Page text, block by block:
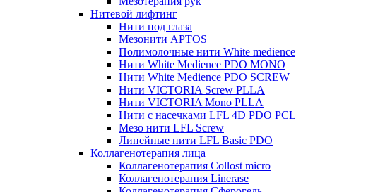
Нитевой лифтинг
Нити под глаза
Мезонити APTOS
Полимолочные нити White medience
Нити White Medience PDO MONO
Нити White Medience PDO SCREW
Нити VICTORIA Screw PLLA
Нити VICTORIA Mono PLLA
Нити с насечками LFL 4D PDO PCL
Мезо нити LFL Screw
Линейные нити LFL Basic PDO
Коллагенотерапия лица
Коллагенотерапия Collost micro
Коллагенотерапия Linerase